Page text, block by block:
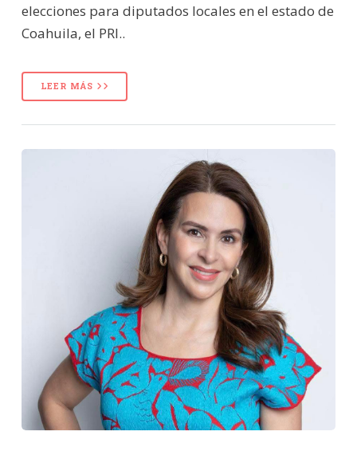
elecciones para diputados locales en el estado de
Coahuila, el PRI..
LEER MÁS